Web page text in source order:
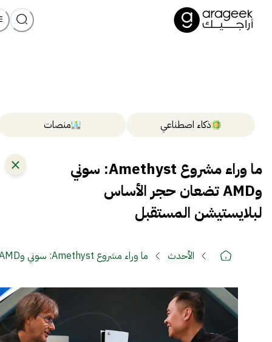
ذكاء اصطناعي منصات
ما وراء مشروع Amethyst: سوني
وAMD تضعان حجر الأساس
لبلايستيشن المستقبل
الأحدث ما وراء مشروع Amethyst: سوني وAMD تضعان حجر الأساس لبلايستيشن المستقبل